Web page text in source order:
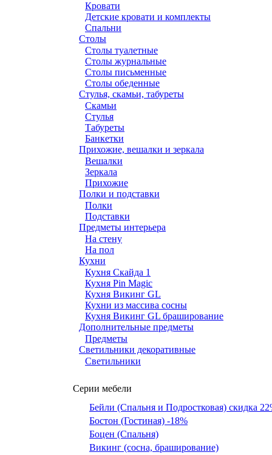
Кровати
Детские кровати и комплекты
Спальни
Столы
Столы туалетные
Столы журнальные
Столы письменные
Столы обеденные
Стулья, скамьи, табуреты
Скамьи
Стулья
Табуреты
Банкетки
Прихожие, вешалки и зеркала
Вешалки
Зеркала
Прихожие
Полки и подставки
Полки
Подставки
Предметы интерьера
На стенy
На пол
Кухни
Кухня Скайда 1
Кухня Pin Magic
Кухня Викинг GL
Кухни из массива сосны
Кухня Викинг GL браширование
Дополнительные предметы
Предметы
Светильники декоративные
Светильники
Серии мебели
Бейли (Спальня и Подростковая) скидка
Бостон (Гостиная) -18%
Боцен (Спальня)
Викинг (сосна, браширование)